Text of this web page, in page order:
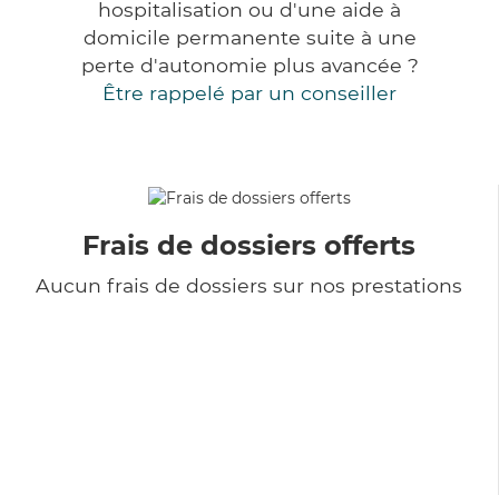
hospitalisation ou d'une aide à
domicile permanente suite à une
perte d'autonomie plus avancée ?
Être rappelé par un conseiller
Frais de dossiers offerts
Aucun frais de dossiers sur nos prestations